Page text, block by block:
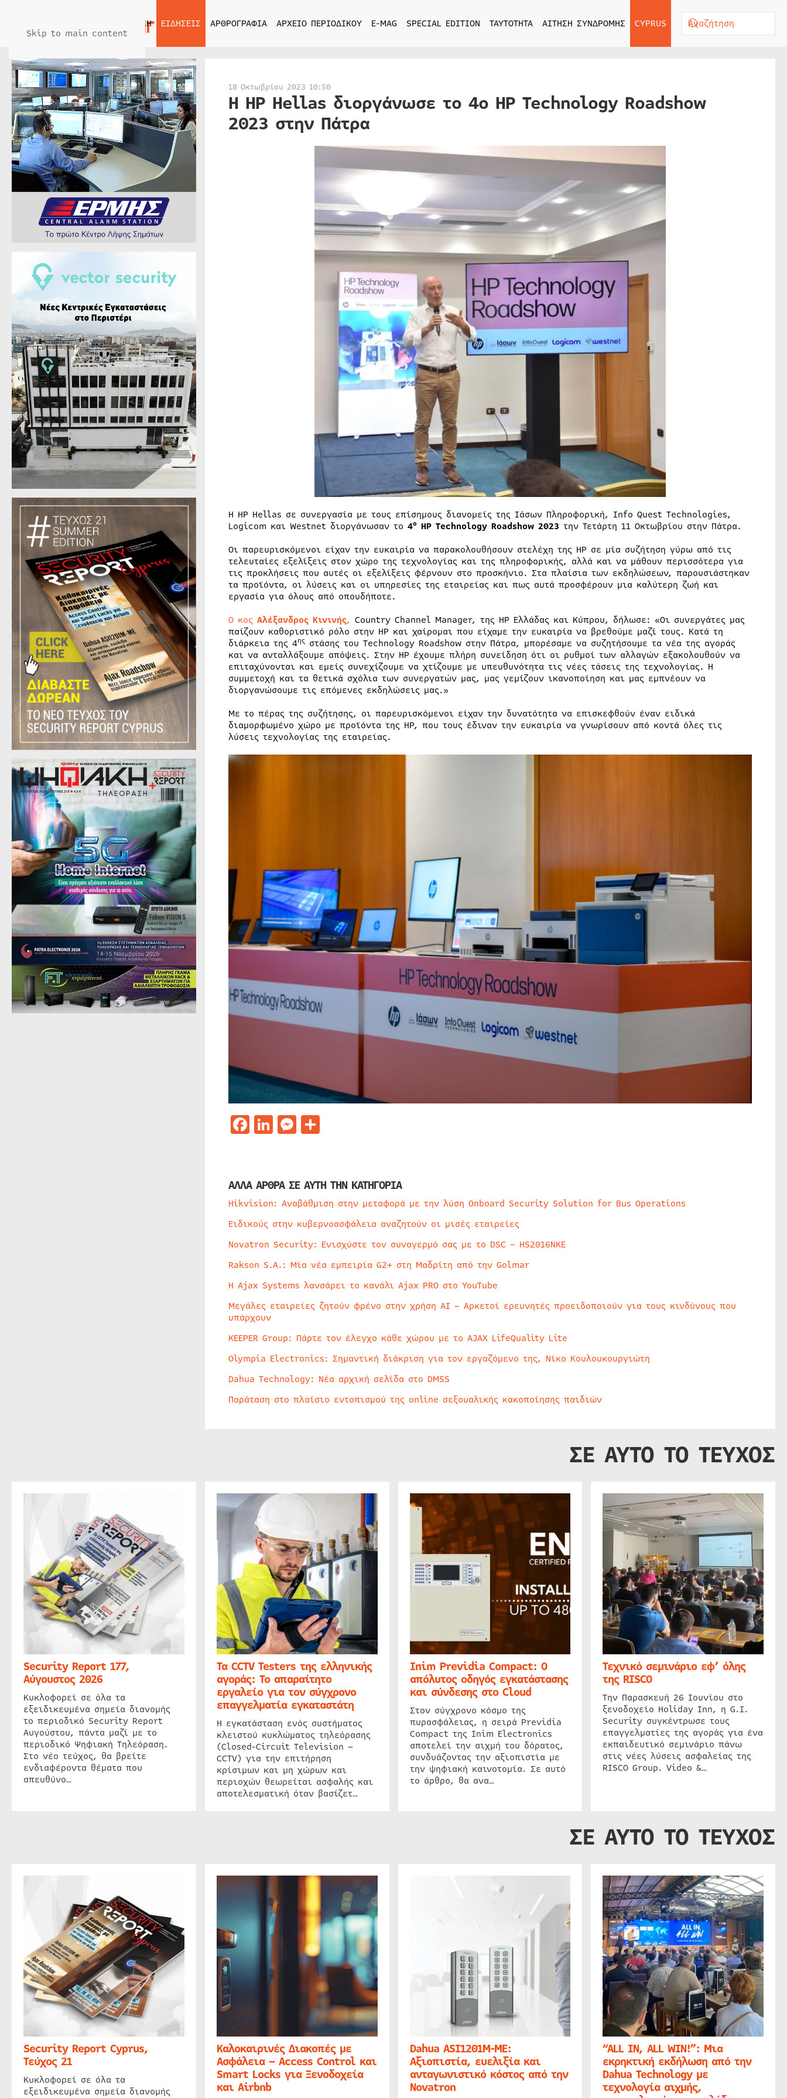
Skip to main content
ΑΡΧΙΚΗ ΕΙΔΗΣΕΙΣ ΑΡΘΡΟΓΡΑΦΙΑ ΑΡΧΕΙΟ ΠΕΡΙΟΔΙΚΟΥ E-MAG SPECIAL EDITION ΤΑΥΤΟΤΗΤΑ ΑΙΤΗΣΗ ΣΥΝΔΡΟΜΗΣ CYPRUS
18 Οκτωβρίου 2023 10:50
Η ΗΡ Hellas διοργάνωσε το 4ο HP Technology Roadshow
2023 στην Πάτρα
Η ΗΡ Hellas σε συνεργασία με τους επίσημους διανομείς της Ιάσων Πληροφορική, Info Quest Technologies,
Logicom και Westnet διοργάνωσαν το 4ο HP Technology Roadshow2023 την Τετάρτη 11 Οκτωβρίου στην Πάτρα.
Οι παρευρισκόμενοι είχαν την ευκαιρία να παρακολουθήσουν στελέχη της HP σε μία συζήτηση γύρω από τις
τελευταίες εξελίξεις στον χώρο της τεχνολογίας και της πληροφορικής, αλλά και να μάθουν περισσότερα για
τις προκλήσεις που αυτές οι εξελίξεις φέρνουν στο προσκήνιο. Στα πλαίσια των εκδηλώσεων, παρουσιάστηκαν
τα προϊόντα, οι λύσεις και οι υπηρεσίες της εταιρείας και πως αυτά προσφέρουν μια καλύτερη ζωή και
εργασία για όλους από οπουδήποτε.
Ο κος Αλέξανδρος Κινινής, Country Channel Manager, της HP Ελλάδας και Κύπρου, δήλωσε: «Οι συνεργάτες μας
παίζουν καθοριστικό ρόλο στην HP και χαίρομαι που είχαμε την ευκαιρία να βρεθούμε μαζί τους. Κατά τη
διάρκεια της 4ηςστάσης του Technology Roadshow στην Πάτρα, μπορέσαμε να συζητήσουμε τα νέα της αγοράς
και να ανταλλάξουμε απόψεις. Στην HP έχουμε πλήρη συνείδηση ότι οι ρυθμοί των αλλαγών εξακολουθούν να
επιταχύνονται και εμείς συνεχίζουμε να χτίζουμε με υπευθυνότητα τις νέες τάσεις της τεχνολογίας. Η
συμμετοχή και τα θετικά σχόλια των συνεργατών μας, μας γεμίζουν ικανοποίηση και μας εμπνέουν να
διοργανώσουμε τις επόμενες εκδηλώσεις μας.»
Με το πέρας της συζήτησης, οι παρευρισκόμενοι είχαν την δυνατότητα να επισκεφθούν έναν ειδικά
διαμορφωμένο χώρο με προϊόντα της HP, που τους έδιναν την ευκαιρία να γνωρίσουν από κοντά όλες τις
λύσεις τεχνολογίας της εταιρείας.
Facebook
LinkedIn
Messenger
Μοιραστείτε
ΑΛΛΑ ΑΡΘΡΑ ΣΕ ΑΥΤΗ ΤΗΝ ΚΑΤΗΓΟΡΙΑ
Hikvision: Αναβάθμιση στην μεταφορά με την λύση Onboard Security Solution for Bus Operations
Ειδικούς στην κυβερνοασφάλεια αναζητούν οι μισές εταιρείες
Novatron Security: Ενισχύστε τον συναγερμό σας με το DSC – HS2016NKE
Rakson S.A.: Μία νέα εμπειρία G2+ στη Μαδρίτη από την Golmar
Η Ajax Systems λανσάρει το κανάλι Ajax PRO στο YouTube
Μεγάλες εταιρείες ζητούν φρένο στην χρήση AI – Αρκετοί ερευνητές προειδοποιούν για τους κινδύνους που
υπάρχουν
KEEPER Group: Πάρτε τον έλεγχο κάθε χώρου με το AJAX LifeQuality Lite
Olympia Electronics: Σημαντική διάκριση για τον εργαζόμενο της, Νίκο Κουλουκουργιώτη
Dahua Technology: Νέα αρχική σελίδα στο DMSS
Παράταση στο πλαίσιο εντοπισμού της online σεξουαλικής κακοποίησης παιδιών
ΣΕ ΑΥΤΟ ΤΟ ΤΕΥΧΟΣ
Security Report 177,
Αύγουστος 2026
Κυκλοφορεί σε όλα τα
εξειδικευμένα σημεία διανομής
το περιοδικό Security Report
Αυγούστου, πάντα μαζί με το
περιοδικό Ψηφιακή Τηλεόραση.
Στο νέο τεύχος, θα βρείτε
ενδιαφέροντα θέματα που
απευθύνο…
Τα CCTV Testers της ελληνικής
αγοράς: Το απαραίτητο
εργαλείο για τον σύγχρονο
επαγγελματία εγκαταστάτη
Η εγκατάσταση ενός συστήματος
κλειστού κυκλώματος τηλεόρασης
(Closed-Circuit Television –
CCTV) για την επιτήρηση
κρίσιμων και μη χώρων και
περιοχών θεωρείται ασφαλής και
αποτελεσματική όταν βασίζετ…
Inim Previdia Compact: Ο
απόλυτος οδηγός εγκατάστασης
και σύνδεσης στο Cloud
Στον σύγχρονο κόσμο της
πυρασφάλειας, η σειρά Previdia
Compact της Inim Electronics
αποτελεί την αιχμή του δόρατος,
συνδυάζοντας την αξιοπιστία με
την ψηφιακή καινοτομία. Σε αυτό
το άρθρο, θα ανα…
Τεχνικό σεμινάριο εφ’ όλης
της RISCO
Την Παρασκευή 26 Ιουνίου στο
ξενοδοχείο Holiday Inn, η G.I.
Security συγκέντρωσε τους
επαγγελματίες της αγοράς για ένα
εκπαιδευτικό σεμινάριο πάνω
στις νέες λύσεις ασφαλείας της
RISCO Group. Video &…
ΣΕ ΑΥΤΟ ΤΟ ΤΕΥΧΟΣ
Security Report Cyprus,
Τεύχος 21
Κυκλοφορεί σε όλα τα
εξειδικευμένα σημεία διανομής
Καλοκαιρινές Διακοπές με
Ασφάλεια – Access Control και
Smart Locks για Ξενοδοχεία
και Airbnb
Dahua ASI1201M-ME:
Αξιοπιστία, ευελιξία και
ανταγωνιστικό κόστος από την
Novatron
“ALL IN, ALL WIN!”: Μια
εκρηκτική εκδήλωση από την
Dahua Technology με
τεχνολογία αιχμής,